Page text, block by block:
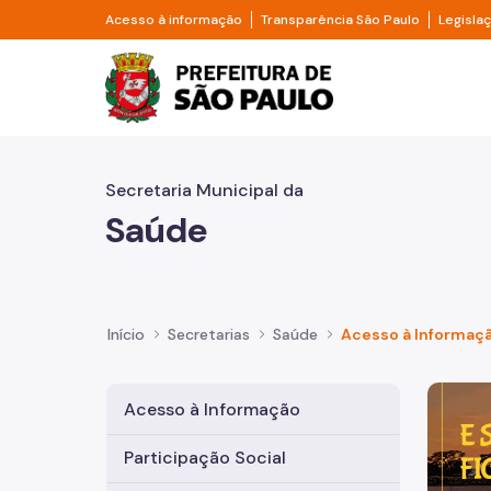
Pular para o Conteúdo principal
Acesso à informação Divisor de acesso à informação
Transparência São Paulo Divisor
Prefeitura de São
Secretaria Municipal da
Saúde
Início Secretarias Saúde Acesso à
Acesso à Informação
Participação Social